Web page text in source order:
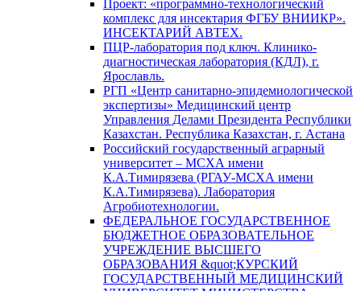
Проект: «программно-технологический
комплекс для инсектария ФГБУ ВНИИКР».
ИНСЕКТАРИЙ АВТЕХ.
ПЦР-лаборатория под ключ. Клинико-
диагностическая лаборатория (КДЛ), г.
Ярославль.
РГП «Центр санитарно-эпидемиологической
экспертизы» Медицинский центр
Управления Делами Президента Республики
Казахстан. Республика Казахстан, г. Астана
Российский государственный аграрный
университет – МСХА имени
К.А.Тимирязева (РГАУ-МСХА имени
К.А.Тимирязева). Лаборатория
Агробиотехнологии.
ФЕДЕРАЛЬНОЕ ГОСУДАРСТВЕННОЕ
БЮДЖЕТНОЕ ОБРАЗОВАТЕЛЬНОЕ
УЧРЕЖДЕНИЕ ВЫСШЕГО
ОБРАЗОВАНИЯ &quot;КУРСКИЙ
ГОСУДАРСТВЕННЫЙ МЕДИЦИНСКИЙ